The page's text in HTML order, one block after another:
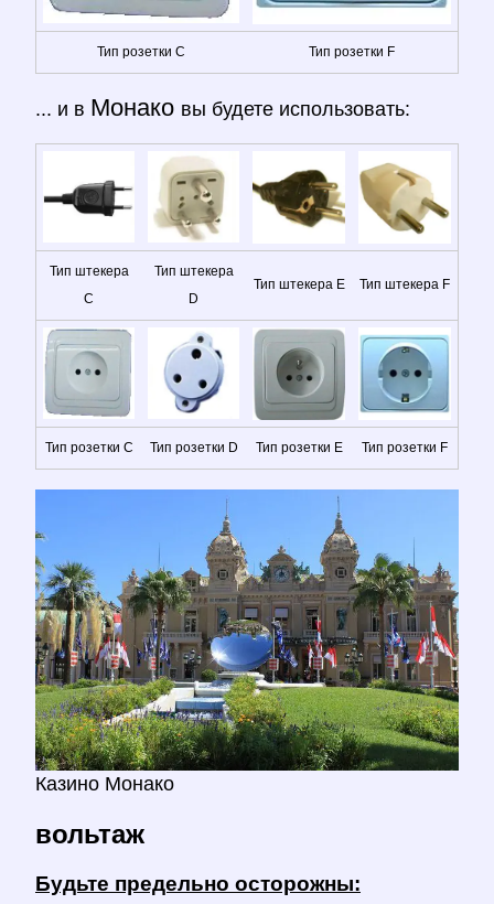
Тип розетки C Тип розетки F
... и в Монако вы будете использовать:
Тип штекера
C
Тип штекера
D
Тип штекера E Тип штекера F
Тип розетки C Тип розетки D Тип розетки E Тип розетки F
Казино Монако
вольтаж
Будьте предельно осторожны: